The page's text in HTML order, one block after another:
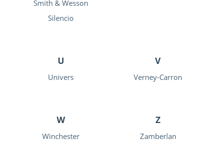
Smith & Wesson
Silencio
U
Univers
V
Verney-Carron
W
Winchester
Z
Zamberlan